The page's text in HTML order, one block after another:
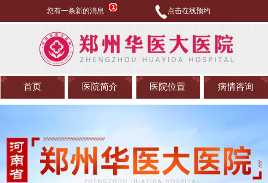
您有一条新的消息 点击在线预约
首页 医院简介 医院位置 病情咨询